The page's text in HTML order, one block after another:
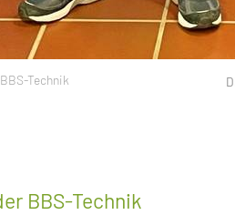
Technik
BBS-Technik